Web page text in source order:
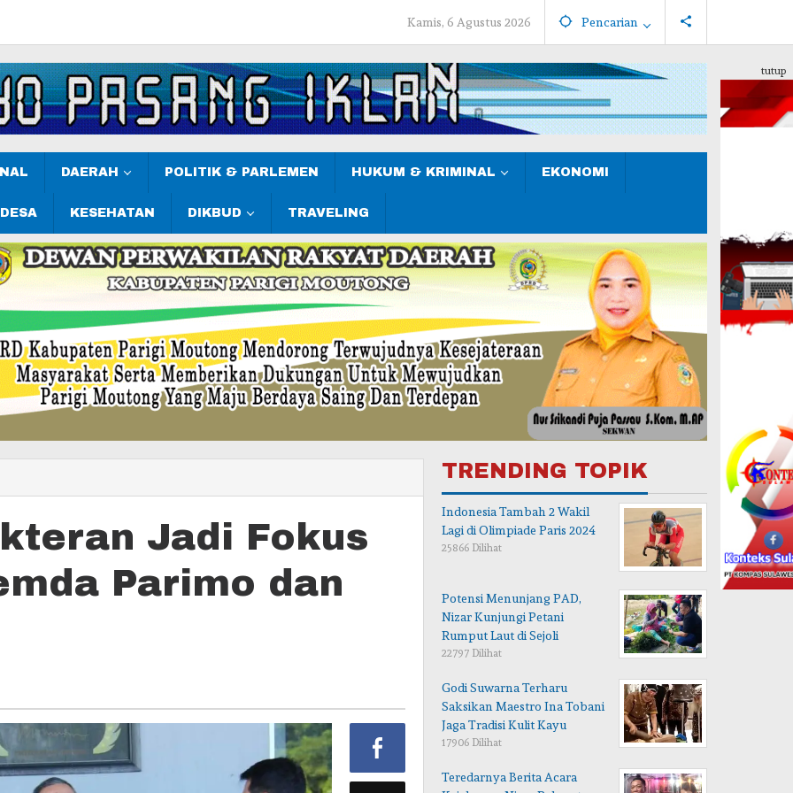
Kamis, 6 Agustus 2026 Pencarian
DAERAH POLITIK & PARLEMEN HUKUM & KRIMINAL EKONOMI
KESEHATAN DIKBUD TRAVELING
tutup
Jadi Fokus
Parimo dan
TRENDING TOPIK
Indonesia Tambah 2 Wakil
Lagi di Olimpiade Paris 2024
25866 Dilihat
Potensi Menunjang PAD,
Nizar Kunjungi Petani
Rumput Laut di Sejoli
22797 Dilihat
Godi Suwarna Terharu
Saksikan Maestro Ina Tobani
Jaga Tradisi Kulit Kayu
17906 Dilihat
Teredarnya Berita Acara